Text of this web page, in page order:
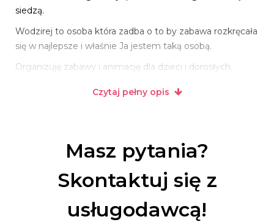
siedzą.
Wodzirej to osoba która zadba o to by zabawa rozkręcała
się w najlepsze i właśnie Ja jestem taką osobą.
Organizuję zabawy i animację dla dzieci i dorosłych.
Jedna osoba a naprawde wiele możliwości :)
Wszystko w rozsądnej cenie a przede wszystkim
Czytaj pełny opis
Masz pytania?
Skontaktuj się z
usługodawcą!